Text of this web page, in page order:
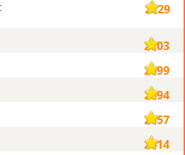
2729
2703
2699
2694
2657
2614